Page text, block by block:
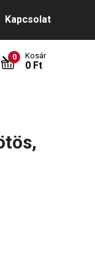
Kapcsolat
0 Kosár
0 Ft